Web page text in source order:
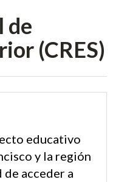
de
(CRES)
educativo
y la región
acceder a